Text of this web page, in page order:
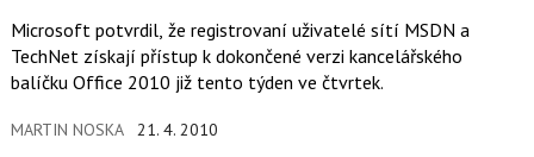
Microsoft potvrdil, že registrovaní uživatelé sítí MSDN a
TechNet získají přístup k dokončené verzi kancelářského
balíčku Office 2010 již tento týden ve čtvrtek.
MARTIN NOSKA 21. 4. 2010